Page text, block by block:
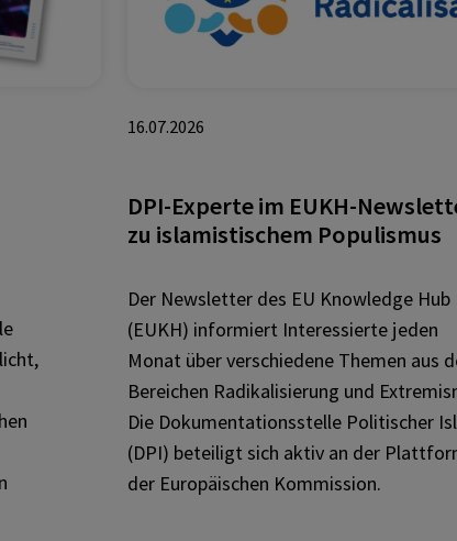
16.07.2026
DPI-Experte im EUKH-
zu islamistischem Populismus
Der Newsletter des EU Knowledge Hub
(EUKH) informiert Interessierte jeden
Monat über verschiedene Themen aus
Bereichen Radikalisierung und
Die Dokumentationsstelle Politischer
(DPI) beteiligt sich aktiv an der
der Europäischen Kommission.